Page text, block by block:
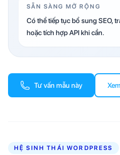
SẴN SÀNG MỞ RỘNG
Có thể tiếp tục bổ sung SEO,
hoặc tích hợp API khi cần.
Tư vấn mẫu này
HỆ SINH THÁI WORDPRESS